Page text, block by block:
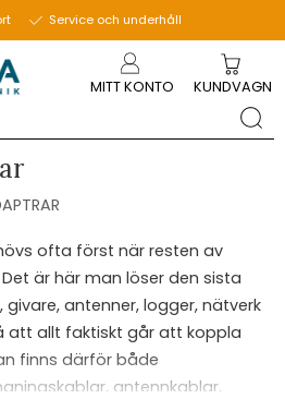
Service och underhåll
MITT KONTO KUNDVAGN
ofta först när resten av
är här man löser den sista
antenner, logger, nätverk
att allt faktiskt går att koppla
finns därför både
antennkablar,